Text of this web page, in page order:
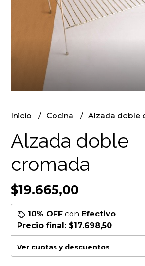
Inicio Cocina Alzada doble
Alzada doble
cromada
$19.665,00
10% OFF con Efectivo
Precio final: $17.698,50
Ver cuotas y descuentos